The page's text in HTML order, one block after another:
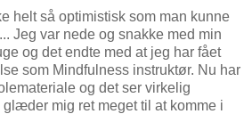
helt så optimistisk som man kunne
Jeg var nede og snakke med min
og det endte med at jeg har fået
som Mindfulness instruktør. Nu har
og det ser virkelig
mig ret meget til at komme i